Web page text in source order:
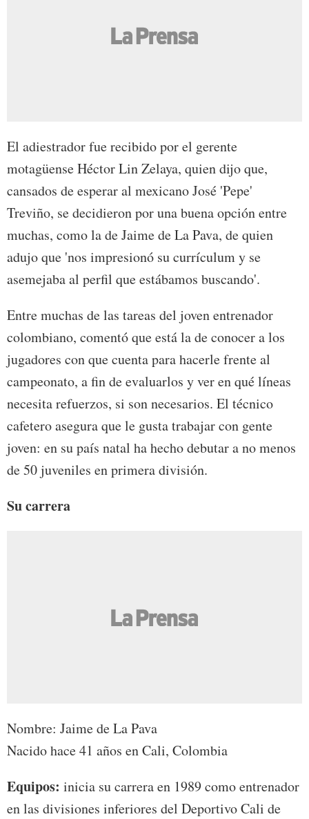
El adiestrador fue recibido por el gerente
motagüense Héctor Lin Zelaya, quien dijo que,
cansados de esperar al mexicano José 'Pepe'
Treviño, se decidieron por una buena opción entre
muchas, como la de Jaime de La Pava, de quien
adujo que 'nos impresionó su currículum y se
asemejaba al perfil que estábamos buscando'.
Entre muchas de las tareas del joven entrenador
colombiano, comentó que está la de conocer a los
jugadores con que cuenta para hacerle frente al
campeonato, a fin de evaluarlos y ver en qué líneas
necesita refuerzos, si son necesarios. El técnico
cafetero asegura que le gusta trabajar con gente
joven: en su país natal ha hecho debutar a no menos
de 50 juveniles en primera división.
Su carrera
Nombre: Jaime de La Pava
Nacido hace 41 años en Cali, Colombia
Equipos: inicia su carrera en 1989 como entrenador
en las divisiones inferiores del Deportivo Cali de